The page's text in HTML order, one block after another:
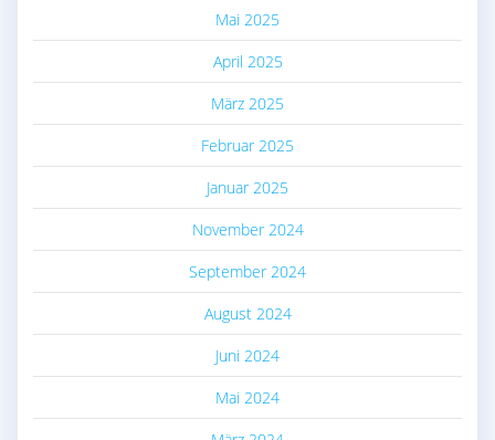
Mai 2025
April 2025
März 2025
Februar 2025
Januar 2025
November 2024
September 2024
August 2024
Juni 2024
Mai 2024